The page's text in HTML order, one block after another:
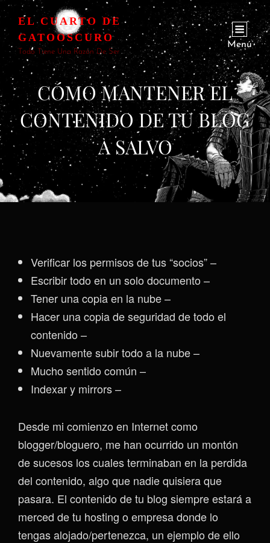
EL CUARTO DE
GATOOSCURO
Todo Tiene Una Razón De Ser
Menú
CÓMO MANTENER EL
CONTENIDO DE TU BLOG
A SALVO
Verificar los permisos de tus “socios” –
Escribir todo en un solo documento –
Tener una copia en la nube –
Hacer una copia de seguridad de todo el
contenido –
Nuevamente subir todo a la nube –
Mucho sentido común –
Indexar y mirrors –
Desde mi comienzo en Internet como
blogger/bloguero, me han ocurrido un montón
de sucesos los cuales terminaban en la perdida
del contenido, algo que nadie quisiera que
pasara. El contenido de tu blog siempre estará a
merced de tu hosting o empresa donde lo
tengas alojado/pertenezca, un ejemplo de ello